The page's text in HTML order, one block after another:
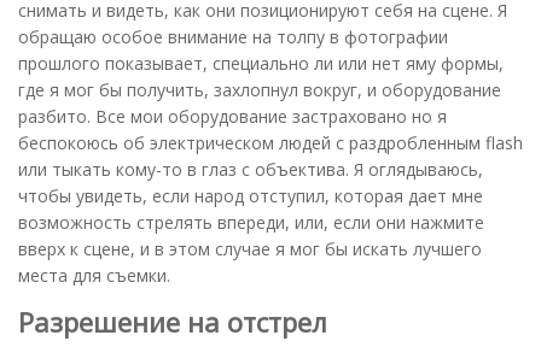
снимать и видеть, как они позиционируют себя на сцене. Я
обращаю особое внимание на толпу в фотографии
прошлого показывает, специально ли или нет яму формы,
где я мог бы получить, захлопнул вокруг, и оборудование
разбито. Все мои оборудование застраховано но я
беспокоюсь об электрическом людей с раздробленным flash
или тыкать кому-то в глаз с объектива. Я оглядываюсь,
чтобы увидеть, если народ отступил, которая дает мне
возможность стрелять впереди, или, если они нажмите
вверх к сцене, и в этом случае я мог бы искать лучшего
места для съемки.
Разрешение на отстрел